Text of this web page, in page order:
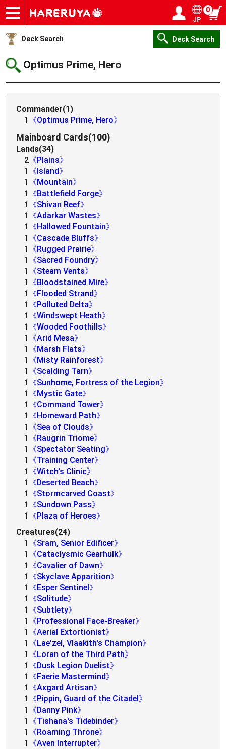
Onlineshop
Articles
Deck Search
Sponsored Players
Shop Info
Event Schedule
Help
Contact
JP
0
Deck Search Deck Search
Optimus Prime, Hero
Commander(1)
1
《Optimus Prime, Hero》
Mainboard Cards(100)
Lands(34)
2 《Plains》
1
《Island》
1
《Mountain》
1
《Battlefield Forge》
1
《Shivan Reef》
1
《Adarkar Wastes》
1
《Hallowed Fountain》
1
《Cascade Bluffs》
1
《Rugged Prairie》
1
《Sacred Foundry》
1
《Steam Vents》
1
《Bloodstained Mire》
1
《Flooded Strand》
1
《Polluted Delta》
1
《Windswept Heath》
1
《Wooded Foothills》
1
《Arid Mesa》
1
《Marsh Flats》
1
《Misty Rainforest》
1
《Scalding Tarn》
1
《Sunhome, Fortress of the Legion》
1
《Mystic Gate》
1
《Command Tower》
1
《Homeward Path》
1
《Sea of Clouds》
1
《Raugrin Triome》
1
《Spectator Seating》
1
《Training Center》
1
《Witch's Clinic》
1
《Deserted Beach》
1
《Stormcarved Coast》
1
《Sundown Pass》
1
《Plaza of Heroes》
Creatures(24)
1
《Sram, Senior Edificer》
1
《Cataclysmic Gearhulk》
1
《Cavalier of Dawn》
1
《Skyclave Apparition》
1
《Esper Sentinel》
1
《Solitude》
1
《Subtlety》
1
《Professional Face-Breaker》
1
《Aerial Extortionist》
1
《Lae'zel, Vlaakith's Champion》
1
《Loran of the Third Path》
1
《Dusk Legion Duelist》
1
《Faerie Mastermind》
1
《Axgard Artisan》
1
《Pippin, Guard of the Citadel》
1
《Danny Pink》
1
《Tishana's Tidebinder》
1
《Roaming Throne》
1
《Aven Interrupter》